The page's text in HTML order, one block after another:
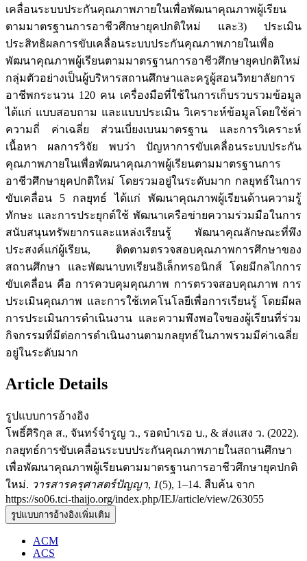
เคลื่อนระบบประกันคุณภาพภายในเพื่อพัฒนาคุณภาพผู้เรียน
ตามมาตรฐานการอาชีวศึกษายุคปกติใหม่ และ3) ประเมิน
ประสิทธิผลการขับเคลื่อนระบบประกันคุณภาพภายในเพื่อ
พัฒนาคุณภาพผู้เรียนตามมาตรฐานการอาชีวศึกษายุคปกติใหม่
กลุ่มตัวอย่างเป็นผู้บริหารสถานศึกษาและครูผู้สอนวิทยาลัยการ
อาชีพกระนวน 120 คน เครื่องมือที่ใช้ในการเก็บรวบรวมข้อมูล
ได้แก่ แบบสอบถาม และแบบประเมิน วิเคราะห์ข้อมูลโดยใช้ค่า
ความถี่ ค่าเฉลี่ย ส่วนเบี่ยงเบนมาตรฐาน และการวิเคราะห์
เนื้อหา ผลการวิจัย พบว่า ปัญหาการขับเคลื่อนระบบประกัน
คุณภาพภายในเพื่อพัฒนาคุณภาพผู้เรียนตามมาตรฐานการ
อาชีวศึกษายุคปกติใหม่ โดยรวมอยู่ในระดับมาก กลยุทธ์ในการ
ขับเคลื่อน 5 กลยุทธ์ ได้แก่ พัฒนาคุณภาพผู้เรียนด้านความรู้
ทักษะ และการประยุกต์ใช้ พัฒนาเครือข่ายความร่วมมือในการ
สนับสนุนทรัพยากรและแหล่งเรียนรู้ พัฒนาคุณลักษณะที่พึง
ประสงค์แก่ผู้เรียน, ติดตามตรวจสอบคุณภาพการศึกษาของ
สถานศึกษา และพัฒนาบทเรียนอิเล็กทรอนิกส์ โดยมีกลไกการ
ขับเคลื่อน คือ การควบคุมคุณภาพ การตรวจสอบคุณภาพ การ
ประเมินคุณภาพ และการใช้เทคโนโลยีเพื่อการเรียนรู้ โดยมีผล
การประเมินการดำเนินงาน และความพึงพอใจของผู้เรียนที่ร่วม
กิจกรรมที่มีต่อการดำเนินงานตามกลยุทธ์ในภาพรวมมีค่าเฉลี่ย
อยู่ในระดับมาก
Article Details
รูปแบบการอ้างอิง
โพธิ์ศิริกุล ส., จันทร์จำรูญ ว., รอดบำเรอ บ., & ส่งแสง ว. (2022).
กลยุทธ์การขับเคลื่อนระบบประกันคุณภาพภายในสถานศึกษา
เพื่อพัฒนาคุณภาพผู้เรียนตามมาตรฐานการอาชีวศึกษายุคปกติ
ใหม่. วารสารครุศาสตร์ปัญญา, 1(5), 1–14. สืบค้น จาก
https://so06.tci-thaijo.org/index.php/IEJ/article/view/263055
รูปแบบการอ้างอิงเพิ่มเติม
ACM
ACS